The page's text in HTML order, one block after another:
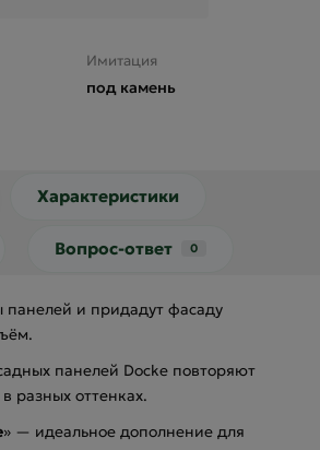
Имитация
под камень
Характеристики
Вопрос-ответ 0
панелей и придадут фасаду
панелей Docke повторяют
разных оттенках.
» — идеальное дополнение для